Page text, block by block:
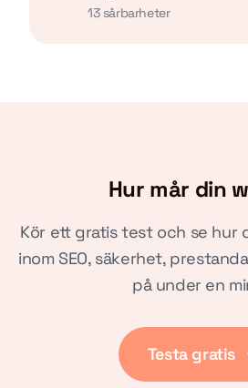
13 sårbarheter
Hur mår din
Kör ett gratis test och se hur
inom SEO, säkerhet,
på under en
Testa gratis